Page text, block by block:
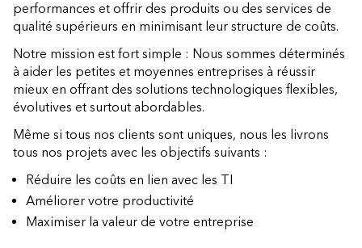
performances et offrir des produits ou des services de
qualité supérieurs en minimisant leur structure de coûts.
Notre mission est fort simple : Nous sommes déterminés
à aider les petites et moyennes entreprises à réussir
mieux en offrant des solutions technologiques flexibles,
évolutives et surtout abordables.
Même si tous nos clients sont uniques, nous les livrons
tous nos projets avec les objectifs suivants :
Réduire les coûts en lien avec les TI
Améliorer votre productivité
Maximiser la valeur de votre entreprise